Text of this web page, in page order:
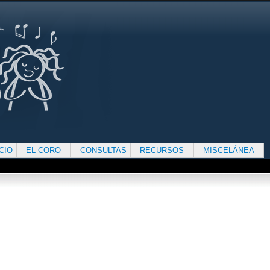
EL CORO CONSULTAS RECURSOS MISCELÁNEA